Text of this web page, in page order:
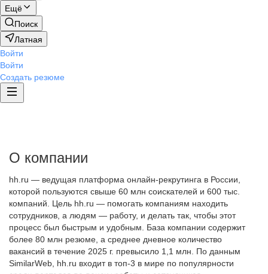
Ещё
Поиск
Латная
Войти
Войти
Создать резюме
О компании
hh.ru — ведущая платформа онлайн-рекрутинга в России,
которой пользуются свыше 60 млн соискателей и 600 тыс.
компаний. Цель hh.ru — помогать компаниям находить
сотрудников, а людям — работу, и делать так, чтобы этот
процесс был быстрым и удобным. База компании содержит
более 80 млн резюме, а среднее дневное количество
вакансий в течение 2025 г. превысило 1,1 млн. По данным
SimilarWeb, hh.ru входит в топ-3 в мире по популярности